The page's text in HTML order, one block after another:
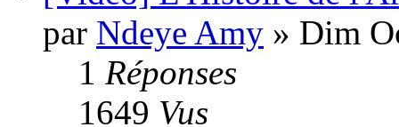
par Ndeye Amy » Dim
1 Réponses
1649 Vus